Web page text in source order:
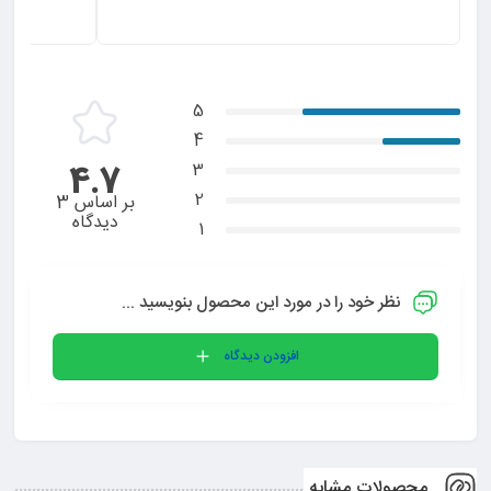
5
4
3
2
1
4.7بر اساس 3
دیدگاه
نظر خود را در مورد این محصول بنویسید ...
افزودن دیدگاه